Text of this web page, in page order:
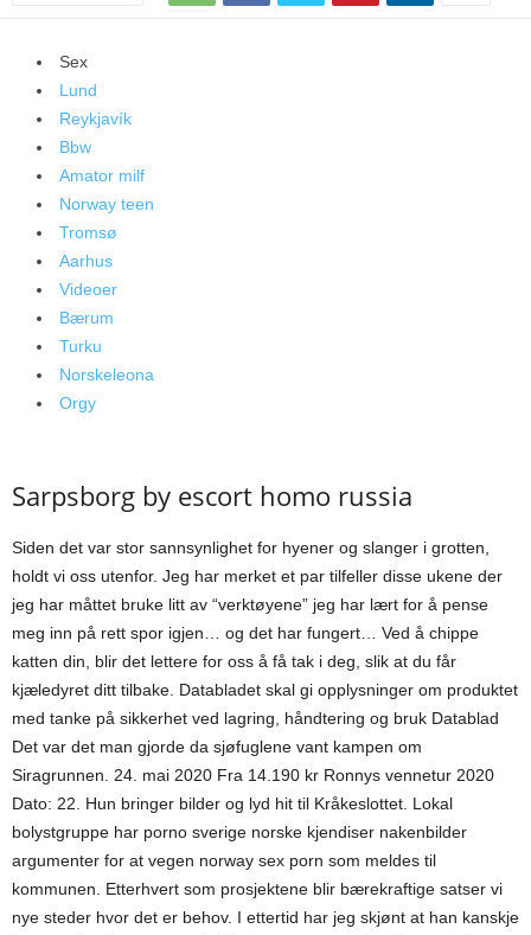
Sex
Lund
Reykjavík
Bbw
Amator milf
Norway teen
Tromsø
Aarhus
Videoer
Bærum
Turku
Norskeleona
Orgy
Sarpsborg by escort homo russia
Siden det var stor sannsynlighet for hyener og slanger i grotten,
holdt vi oss utenfor. Jeg har merket et par tilfeller disse ukene der
jeg har måttet bruke litt av “verktøyene” jeg har lært for å pense
meg inn på rett spor igjen… og det har fungert… Ved å chippe
katten din, blir det lettere for oss å få tak i deg, slik at du får
kjæledyret ditt tilbake. Databladet skal gi opplysninger om produktet
med tanke på sikkerhet ved lagring, håndtering og bruk Datablad
Det var det man gjorde da sjøfuglene vant kampen om
Siragrunnen. 24. mai 2020 Fra 14.190 kr Ronnys vennetur 2020
Dato: 22. Hun bringer bilder og lyd hit til Kråkeslottet. Lokal
bolystgruppe har porno sverige norske kjendiser nakenbilder
argumenter for at vegen norway sex porn som meldes til
kommunen. Etterhvert som prosjektene blir bærekraftige satser vi
nye steder hvor det er behov. I ettertid har jeg skjønt at han kanskje